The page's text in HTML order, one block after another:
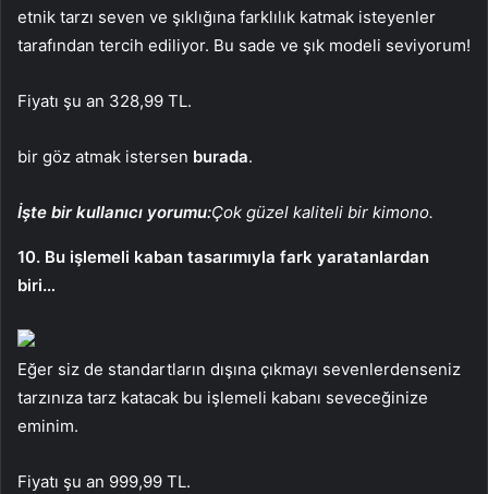
etnik tarzı seven ve şıklığına farklılık katmak isteyenler
tarafından tercih ediliyor. Bu sade ve şık modeli seviyorum!
Fiyatı şu an 328,99 TL.
bir göz atmak istersen burada.
İşte bir kullanıcı yorumu:Çok güzel kaliteli bir kimono.
10. Bu işlemeli kaban tasarımıyla fark yaratanlardan
biri…
Eğer siz de standartların dışına çıkmayı sevenlerdenseniz
tarzınıza tarz katacak bu işlemeli kabanı seveceğinize
eminim.
Fiyatı şu an 999,99 TL.